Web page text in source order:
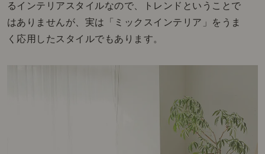
るインテリアスタイルなので、トレンドということで
はありませんが、実は「ミックスインテリア」をうま
く応用したスタイルでもあります。